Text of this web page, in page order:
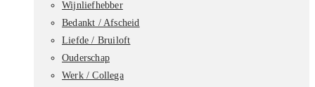
Wijnliefhebber
Bedankt / Afscheid
Liefde / Bruiloft
Ouderschap
Werk / Collega